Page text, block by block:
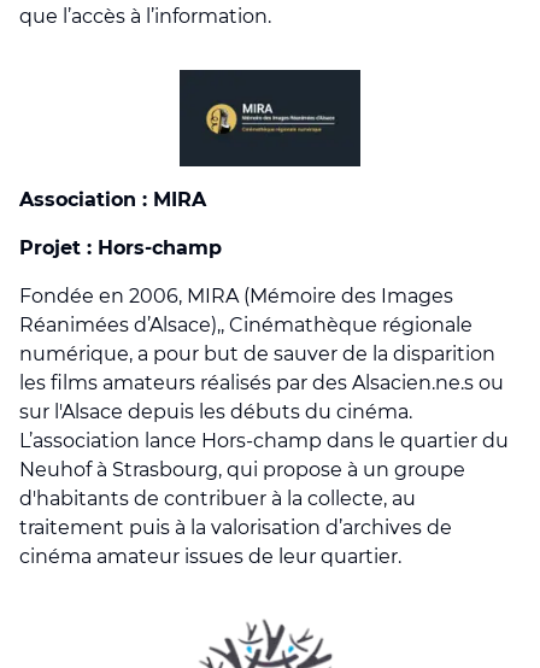
que l’accès à l’information.
Association : MIRA
Projet : Hors-champ
Fondée en 2006, MIRA (Mémoire des Images
Réanimées d’Alsace),, Cinémathèque régionale
numérique, a pour but de sauver de la disparition
les films amateurs réalisés par des Alsacien.ne.s ou
sur l'Alsace depuis les débuts du cinéma.
L’association lance Hors-champ dans le quartier du
Neuhof à Strasbourg, qui propose à un groupe
d'habitants de contribuer à la collecte, au
traitement puis à la valorisation d’archives de
cinéma amateur issues de leur quartier.